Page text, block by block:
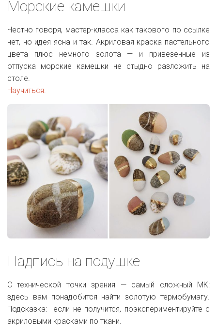
Морские камешки
Честно говоря, мастер-класса как такового по ссылке
нет, но идея ясна и так. Акриловая краска пастельного
цвета плюс немного золота — и привезенные из
отпуска морские камешки не стыдно разложить на
столе.
Научиться.
Надпись на подушке
С технической точки зрения — самый сложный МК:
здесь вам понадобится найти золотую термобумагу.
Подсказка: если не получится, поэкспериментируйте с
акриловыми красками по ткани.